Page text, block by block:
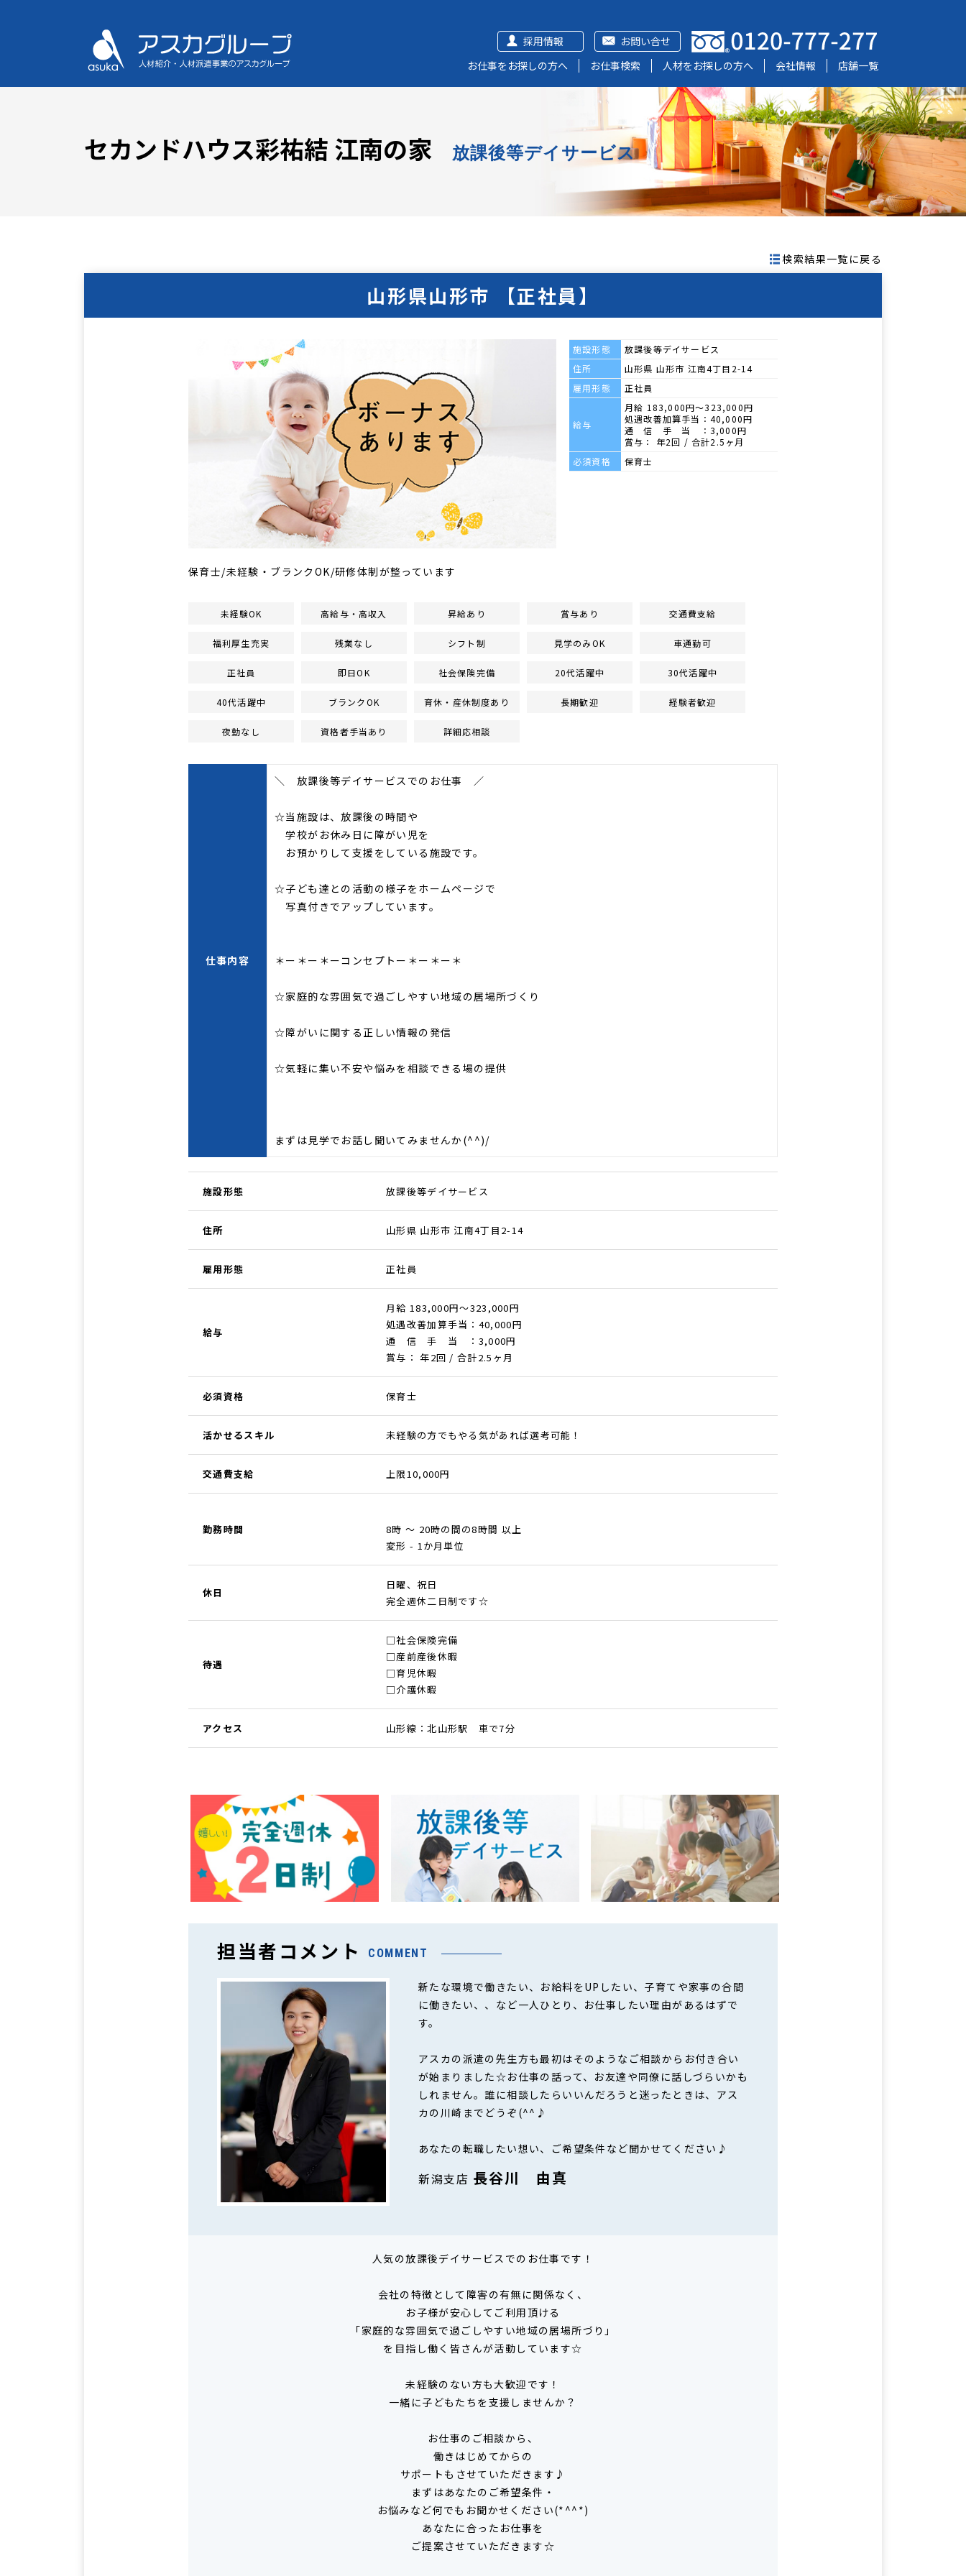
お問い合せ
採用情報
お仕事をお探しの方へ
お仕事検索 人材をお探しの方へ 会社情報 店舗一覧
セカンドハウス彩祐結 江南の家 放課後等デイサービス
検索結果一覧に戻る
山形県山形市 【正社員】
施設形態
放課後等デイサービス
住所
山形県 山形市 江南4丁目2-14
雇用形態
正社員
給与
月給 183,000円～323,000円
処遇改善加算手当：40,000円
通 信 手 当 ：3,000円
賞与： 年2回 / 合計2.5ヶ月
必須資格
保育士
保育士/未経験・ブランクOK/研修体制が整っています
未経験OK 高給与・高収入 昇給あり 賞与あり 交通費支給
福利厚生充実 残業なし シフト制 見学のみOK 車通勤可
正社員 即日OK 社会保険完備 20代活躍中 30代活躍中
40代活躍中 ブランクOK 育休・産休制度あり 長期歓迎 経験者歓迎
夜勤なし 資格者手当あり 詳細応相談
仕事内容
＼ 放課後等デイサービスでのお仕事 ／
☆当施設は、放課後の時間や
学校がお休み日に障がい児を
お預かりして支援をしている施設です。
☆子ども達との活動の様子をホームページで
写真付きでアップしています。
＊ー＊ー＊ーコンセプトー＊ー＊ー＊
☆家庭的な雰囲気で過ごしやすい地域の居場所づくり
☆障がいに関する正しい情報の発信
☆気軽に集い不安や悩みを相談できる場の提供
まずは見学でお話し聞いてみませんか(^^)/
施設形態 放課後等デイサービス
住所 山形県 山形市 江南4丁目2-14
雇用形態 正社員
給与
月給 183,000円～323,000円
処遇改善加算手当：40,000円
通 信 手 当 ：3,000円
賞与： 年2回 / 合計2.5ヶ月
必須資格 保育士
活かせるスキル 未経験の方でもやる気があれば選考可能！
交通費支給 上限10,000円
勤務時間
8時 ～ 20時の間の8時間 以上
変形 - 1か月単位
休日
日曜、祝日
完全週休二日制です☆
待遇
□社会保険完備
□産前産後休暇
□育児休暇
□介護休暇
アクセス 山形線：北山形駅 車で7分
担当者コメント COMMENT
新たな環境で働きたい、お給料をUPしたい、子育てや家事の合間
に働きたい、、など一人ひとり、お仕事したい理由があるはずで
す。
アスカの派遣の先生方も最初はそのようなご相談からお付き合い
が始まりました☆お仕事の話って、お友達や同僚に話しづらいかも
しれません。誰に相談したらいいんだろうと迷ったときは、アス
カの川崎までどうぞ(^^♪
あなたの転職したい想い、ご希望条件など聞かせてください♪
新潟支店 長谷川 由真
人気の放課後デイサービスでのお仕事です！
会社の特徴として障害の有無に関係なく、
お子様が安心してご利用頂ける
「家庭的な雰囲気で過ごしやすい地域の居場所づり」
を目指し働く皆さんが活動しています☆
未経験のない方も大歓迎です！
一緒に子どもたちを支援しませんか？
お仕事のご相談から、
働きはじめてからの
サポートもさせていただきます♪
まずはあなたのご希望条件・
お悩みなど何でもお聞かせください(*^^*)
あなたに合ったお仕事を
ご提案させていただきます☆